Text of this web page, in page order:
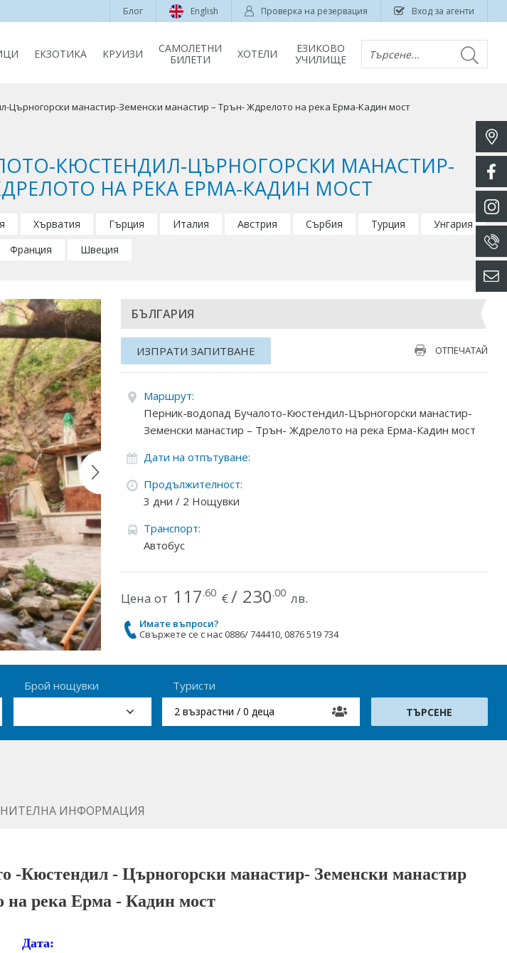
Блог English Проверка на резервация Вход за агенти
ЕКЗОТИКА КРУИЗИ
САМОЛЕТНИ
БИЛЕТИ
ХОТЕЛИ
ЕЗИКОВО
УЧИЛИЩЕ
Търсене...
Църногорски манастир-Земенски манастир – Трън- Ждрелото на река Ерма-Кадин мост
КЮСТЕНДИЛ-ЦЪРНОГОРСКИ МАНАСТИР-
НА РЕКА ЕРМА-КАДИН МОСТ
Хърватия Гърция Италия Австрия Сърбия Турция
Унгария
Франция Швеция
БЪЛГАРИЯ
ИЗПРАТИ ЗАПИТВАНЕ ОТПЕЧАТАЙ
Маршрут:
Перник-водопад Бучалото-Кюстендил-Църногорски манастир-
Земенски манастир – Трън- Ждрелото на река Ерма-Кадин мост
Дати на отпътуване:
Продължителност:
3 дни / 2 Нощувки
Транспорт:
Автобус
Цена от 117.60 €/ 230.00 лв.
Имате въпроси?
Свържете се с нас 0886/ 744410, 0876 519 734
Брой нощувки Туристи
2 възрастни / 0 деца
ИНФОРМАЦИЯ
-Кюстендил - Църногорски манастир- Земенски манастир
на река Ерма - Кадин мост
Дата: